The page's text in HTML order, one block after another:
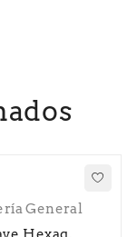
General